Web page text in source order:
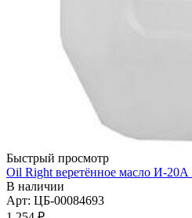
Быстрый просмотр
Oil Right веретённое масло И-20А
В наличии
Арт: ЦБ-00084693